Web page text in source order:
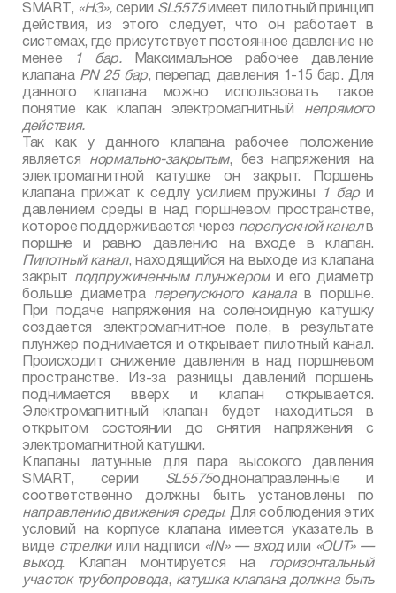
SMART, «НЗ», серии SL5575имеет пилотный принцип
действия, из этого следует, что он работает в
системах, где присутствует постоянное давление не
менее
1 бар.Максимальное рабочее давление
клапана PN25 бар, перепад давления 1-15 бар. Для
данного клапана можно использовать такое
понятие как клапан электромагнитный непрямого
действия.
Так как у данного клапана рабочее положение
является нормально-закрытым, без напряжения на
электромагнитной катушке он закрыт. Поршень
клапана прижат к седлу усилием пружины
1 бар и
давлением среды в над поршневом пространстве,
которое поддерживается через перепускной каналв
поршне и равно давлению на входе в клапан.
Пилотный канал, находящийся на выходе из клапана
закрыт подпружиненным плунжероми его диаметр
больше диаметра перепускного каналав поршне.
При подаче напряжения на соленоидную катушку
создается электромагнитное поле, в результате
плунжер поднимается и открывает пилотный канал.
Происходит снижение давления в над поршневом
пространстве. Из-за разницы давлений поршень
поднимается вверх и клапан открывается.
Электромагнитный клапан будет находиться в
открытом состоянии до снятия напряжения с
электромагнитной катушки.
Клапаны латунные для пара высокого давления
SMART, серии SL5575однонаправленные и
соответственно должны быть установлены по
направлению движения среды. Для соблюдения этих
условий на корпусе клапана имеется указатель в
виде стрелкиили надписи «IN» — входили «OUT» —
выход.
Клапан монтируется на горизонтальный
участок трубопровода, катушка клапана должна быть